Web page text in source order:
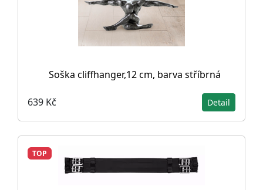
Soška cliffhanger,12 cm, barva stříbrná
639 Kč Detail
TOP